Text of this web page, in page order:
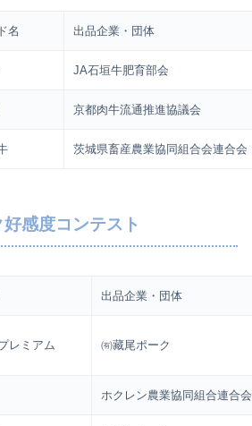
名 出品企業・団体
JA石垣牛肥育部会
京都肉牛流通推進協議会
茨城県畜産農業協同組合会連合会
感度コンテスト
出品企業・団体
レミアム ㈲藏尾ポーク
ホクレン農業協同組合連合会